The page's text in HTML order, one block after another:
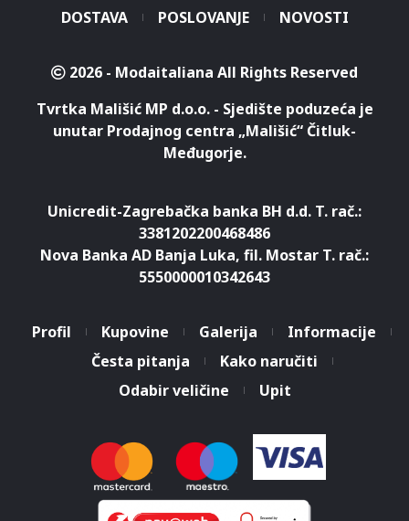
DOSTAVA
POSLOVANJE NOVOSTI
2026 - Modaitaliana All Rights Reserved
Tvrtka Mališić MP d.o.o. - Sjedište poduzeća je
unutar Prodajnog centra „Mališić“ Čitluk-
Međugorje.
Unicredit-Zagrebačka banka BH d.d. T. rač.:
3381202200468486
Nova Banka AD Banja Luka, fil. Mostar T. rač.:
5550000010342643
Profil Kupovine Galerija
Informacije
Česta pitanja
Kako naručiti
Odabir veličine
Upit